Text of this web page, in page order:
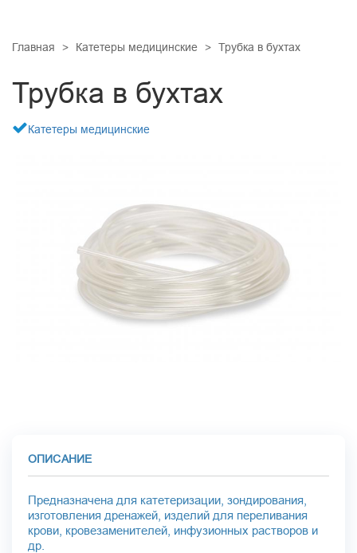
ДИАЛИЗНАЯ ТЕРАПИЯ
КАРДИОХИРУРГИЯ
ЛАБОРАТОРНАЯ ДИАГНОСТИКА
ТРАВМАТОЛОГИЯ И ОРТОПЕДИЯ
КАРДИОМАРКЕРЫ
ДИАГНОСТИКА ЗАБОЛЕВАНИЙ ЖКТ
ПРОЧИЕ ТЕСТЫ
Главная Катетеры медицинские Трубка в бухтах
Трубка в бухтах
Катетеры медицинские
ОПИСАНИЕ
Предназначена для катетеризации, зондирования,
изготовления дренажей, изделий для переливания
крови, кровезаменителей, инфузионных растворов и
др.